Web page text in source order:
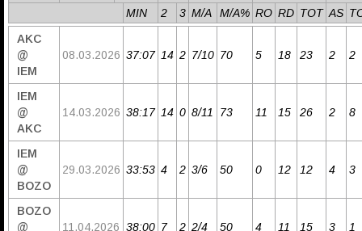
MIN
2 3 M/A M/A% RO RD TOT AS
AKC
@
IEM
08.03.2026 37:07 14 2 7/10 70 5 18 23 2 2
IEM
@
AKC
14.03.2026 38:17 14 0 8/11 73 11 15 26 2 8
IEM
@
BOZO
29.03.2026 33:53 4 2 3/6 50 0 12 12 4 3
BOZO
@
11.04.2026 38:00 7 2 2/4 50 4 11 15 3 1